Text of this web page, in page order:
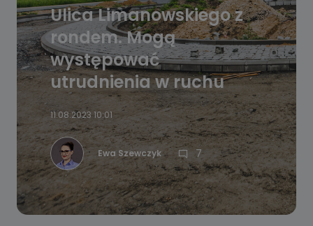
Ulica Limanowskiego z
rondem. Mogą
występować
utrudnienia w ruchu
11.08.2023 10:01
Ewa Szewczyk 7